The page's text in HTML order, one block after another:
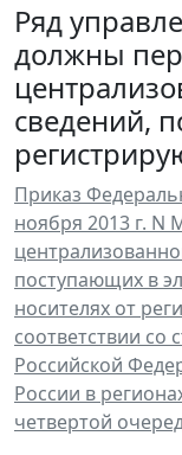
Ряд
должны
сведений,
Приказ
ноября 2013 г.
поступающих в
носителях от
соответствии со
Российской
России в
четвертой